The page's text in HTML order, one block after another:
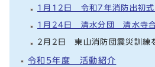
1月12日 令和7年消防出初式
1月24日 清水分団 清水寺合
2月2日 東山消防団震災訓練
令和5年度 活動紹介